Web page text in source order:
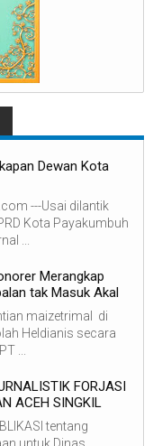
Dewan Kota
---Usai dilantik
Kota Payakumbuh
...
Merangkap
tak Masuk Akal
maizetrimal di
Heldianis secara
...
FORJASI
ACEH SINGKIL
tentang